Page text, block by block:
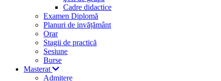
Cadre didactice
Examen Diplomă
Planuri de invățământ
Orar
Stagii de practică
Sesiune
Burse
Masterat
Admitere